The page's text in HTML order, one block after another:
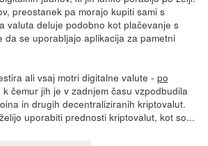
preostanek pa morajo kupiti sami s
valuta deluje podobno kot plačevanje s
da se uporabljajo aplikacija za pametni
ali vsaj motri digitalne valute - po
k čemur jih je v zadnjem času vzpodbudila
in drugih decentraliziranih kriptovalut.
uporabiti prednosti kriptovalut, kot so...